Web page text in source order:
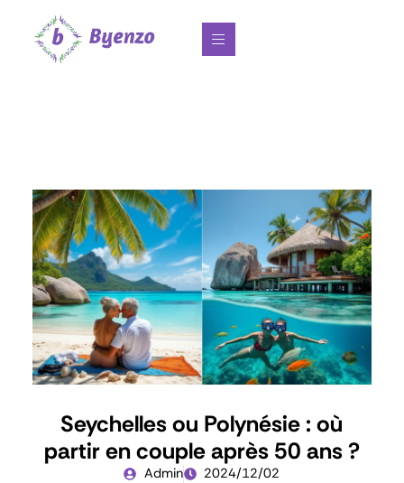
Seychelles ou Polynésie : où
partir en couple après 50 ans ?
Admin 2024/12/02